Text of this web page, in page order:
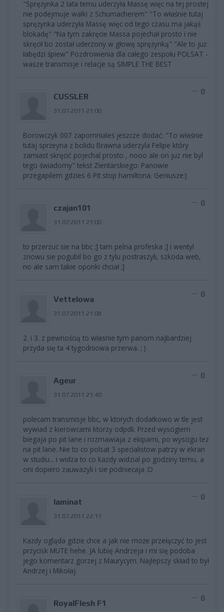
"Sprężynka 2 lata temu uderzyła Massę więc na tej prostej
nie podejmuje walki z Schumacherem" "To właśnie tutaj
sprężynka uderzyła Massę więc od tego czasu ma jakąś
blokadę" "Na tym zakręcie Massa pojechał prosto i nie
skręcił bo został uderzony w głowę sprężynką" "Ale to już
łabędzi śpiew" Pozdrowienia dla całego zespołu POLSAT -
wasze transmisje i relacje są SIMPLE THE BEST
CUSSLER
31.07.2011 21:00
0
Borowczyk 007 zapomnialeś jeszcze dodać: "To właśnie
tutaj sprżeyna z bolidu Brawna uderzyla Felipe który
zamiast skręcić pojechal prosto , nooo ale on juz nie byl
tego świadomy" tekst Zientarskiego: Panowie
przegapilem gdzies 6 Pit stop hamiltona. Geniusze:)
czajan101
31.07.2011 21:00
0
to przerzuc sie na bbc ;] tam pelna profeska ;] i wentyl
znowu sie pogubil bo go z tylu postraszyli, szkoda web,
no ale sam takie oponki chciał ;]
Vettelowa
31.07.2011 21:08
0
2. i 3. z pewnością to własnie tym panom najbardziej
przyda się ta 4 tygodniowa przerwa. ; )
Ageur
31.07.2011 21:40
0
polecam transmisje bbc, w ktorych dodatkowo w tle jest
wywiad z kierowcami ktorzy odpdli. Przed wyscigiem
biegaja po pit lane i rozmawiaja z ekipami, po wyscigu tez
na pit lane. Nie to co polsat 3 specialistow patrzy w ekran
w studiu... i widza to co kazdy widzial po godziny temu, a
oni dopiero zauwazyli i sie podniecaja :D
laminat
31.07.2011 22:11
0
Każdy ogląda gdzie chce a jak nie może przełączyć to jest
przycisk MUTE hehe. JA lubię Andrzeja i mi się podoba
jego komentarz gorzej z Maurycym. Najlepszy skład to był
Andrzej i Mikołaj.
RoyalFlesh F1
0